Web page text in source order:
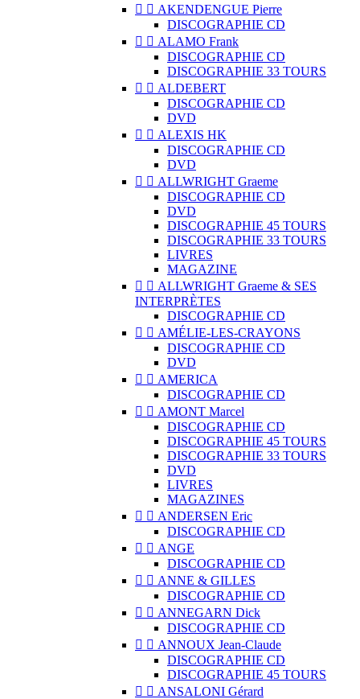
  AKENDENGUE Pierre
DISCOGRAPHIE CD
  ALAMO Frank
DISCOGRAPHIE CD
DISCOGRAPHIE 33 TOURS
  ALDEBERT
DISCOGRAPHIE CD
DVD
  ALEXIS HK
DISCOGRAPHIE CD
DVD
  ALLWRIGHT Graeme
DISCOGRAPHIE CD
DVD
DISCOGRAPHIE 45 TOURS
DISCOGRAPHIE 33 TOURS
LIVRES
MAGAZINE
  ALLWRIGHT Graeme & SES
INTERPRÈTES
DISCOGRAPHIE CD
  AMÉLIE-LES-CRAYONS
DISCOGRAPHIE CD
DVD
  AMERICA
DISCOGRAPHIE CD
  AMONT Marcel
DISCOGRAPHIE CD
DISCOGRAPHIE 45 TOURS
DISCOGRAPHIE 33 TOURS
DVD
LIVRES
MAGAZINES
  ANDERSEN Eric
DISCOGRAPHIE CD
  ANGE
DISCOGRAPHIE CD
  ANNE & GILLES
DISCOGRAPHIE CD
  ANNEGARN Dick
DISCOGRAPHIE CD
  ANNOUX Jean-Claude
DISCOGRAPHIE CD
DISCOGRAPHIE 45 TOURS
  ANSALONI Gérard